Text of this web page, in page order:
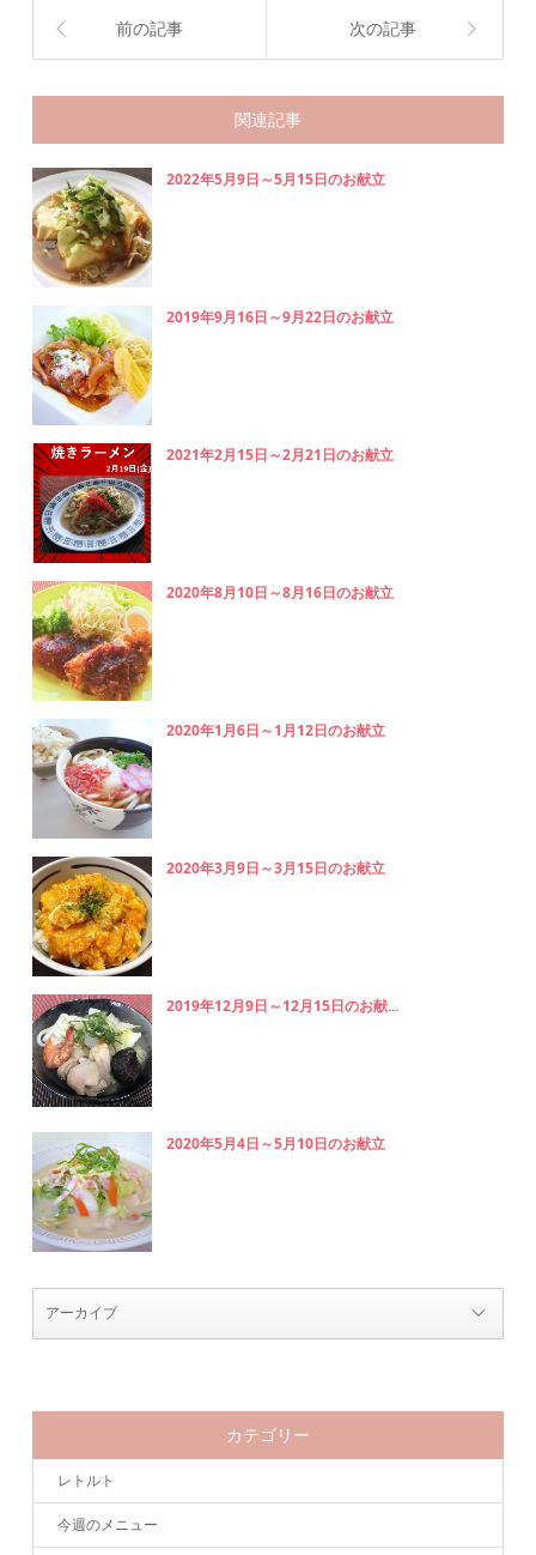
前の記事 次の記事
関連記事
2022年5月9日～5月15日のお献立
2019年9月16日～9月22日のお献立
2021年2月15日～2月21日のお献立
2020年8月10日～8月16日のお献立
2020年1月6日～1月12日のお献立
2020年3月9日～3月15日のお献立
2019年12月9日～12月15日のお献...
2020年5月4日～5月10日のお献立
カテゴリー
レトルト
今週のメニュー